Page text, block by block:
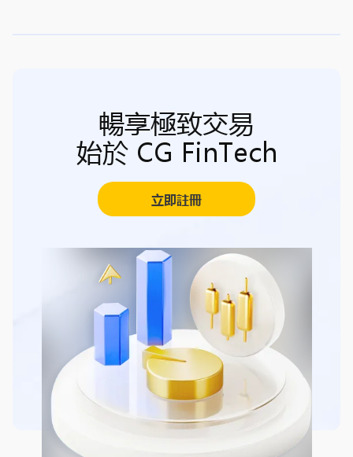
暢享極致交易
始於 CG FinTech
立即註冊